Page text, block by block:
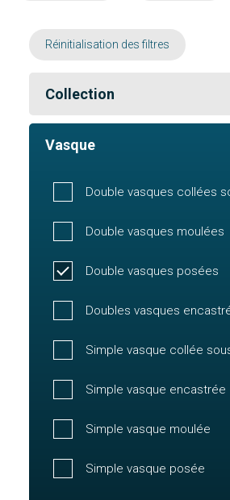
Réinitialisation des filtres
Collection
Vasque
Double vasques collées
Double vasques moulées
Double vasques posées
Doubles vasques
Simple vasque collée
Simple vasque encastrée
Simple vasque moulée
Simple vasque posée